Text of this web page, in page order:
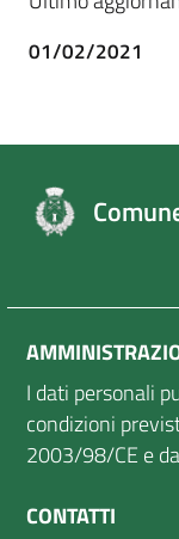
01/02/2021
I dati personali
condizioni
2003/98/CE e
CONTATTI